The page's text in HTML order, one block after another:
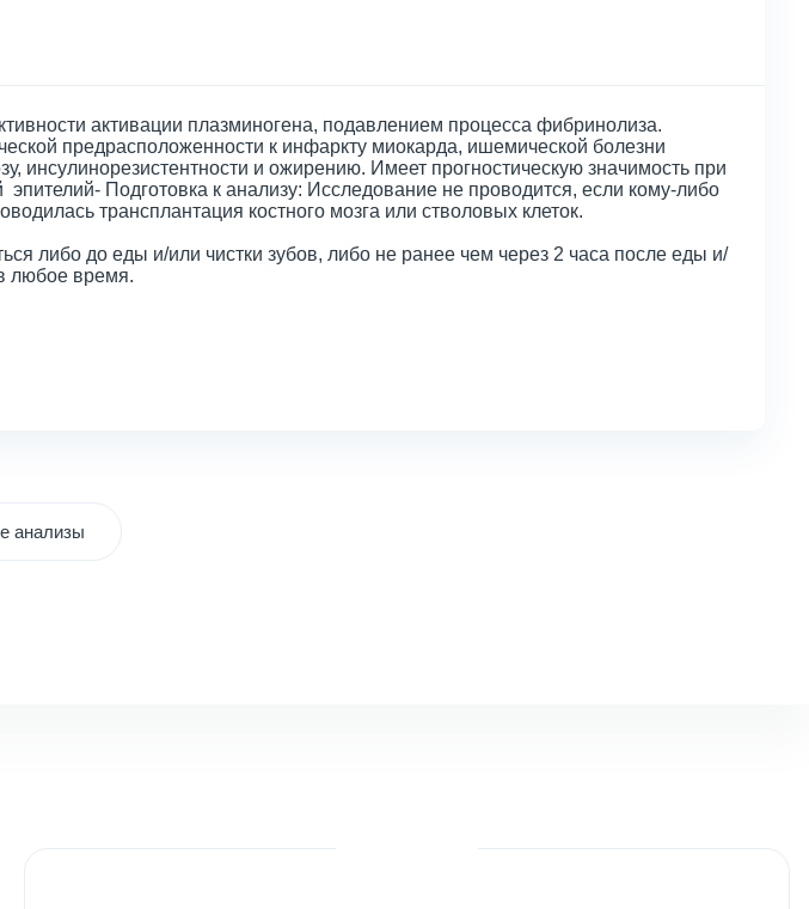
активации плазминогена, подавлением процесса фибринолиза.
предрасположенности к инфаркту миокарда, ишемической болезни
инсулинорезистентности и ожирению. Имеет прогностическую значимость при
Подготовка к анализу: Исследование не проводится, если кому-либо
трансплантация костного мозга или стволовых клеток.
либо до еды и/или чистки зубов, либо не ранее чем через 2 часа после еды и/
любое время.
анализы